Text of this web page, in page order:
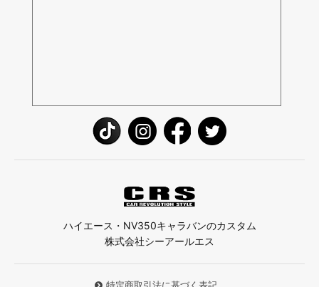
ハイエース・NV350キャラバンのカスタム
株式会社シーアールエス